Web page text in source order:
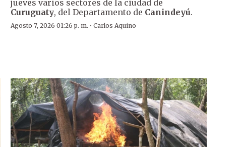
jueves varios sectores de la ciudad de
Curuguaty, del Departamento de Canindeyú.
Agosto 7, 2026 01:26 p. m. · Carlos Aquino